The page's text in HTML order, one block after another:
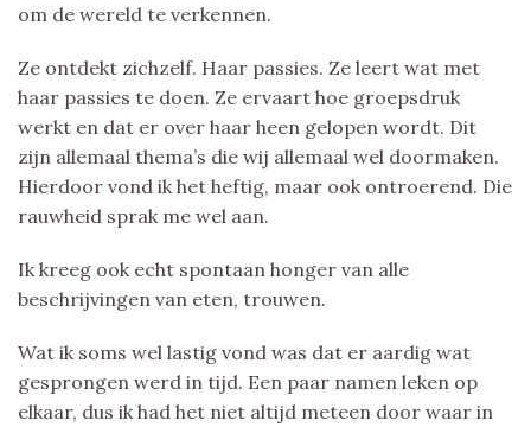
om de wereld te verkennen.
Ze ontdekt zichzelf. Haar passies. Ze leert wat met
haar passies te doen. Ze ervaart hoe groepsdruk
werkt en dat er over haar heen gelopen wordt. Dit
zijn allemaal thema’s die wij allemaal wel doormaken.
Hierdoor vond ik het heftig, maar ook ontroerend. Die
rauwheid sprak me wel aan.
Ik kreeg ook echt spontaan honger van alle
beschrijvingen van eten, trouwen.
Wat ik soms wel lastig vond was dat er aardig wat
gesprongen werd in tijd. Een paar namen leken op
elkaar, dus ik had het niet altijd meteen door waar in